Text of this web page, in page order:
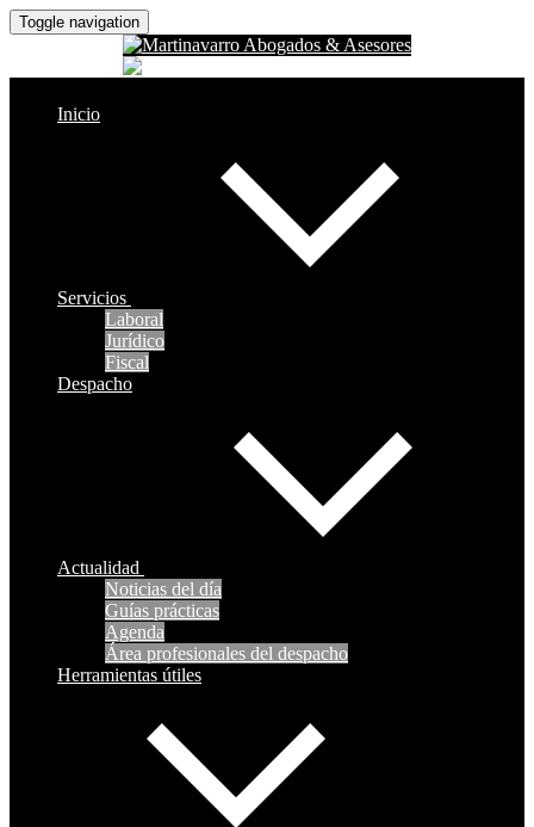
Toggle navigation
Inicio
Servicios
Laboral
Jurídico
Fiscal
Despacho
Actualidad
Noticias del día
Guías prácticas
Agenda
Área profesionales del despacho
Herramientas útiles